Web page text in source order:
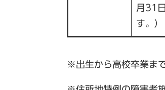
月31
す。）
※出生から高校卒業ま